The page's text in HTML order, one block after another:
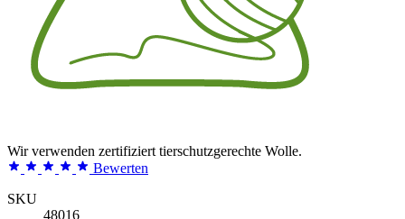
Wir verwenden zertifiziert tierschutzgerechte Wolle.
Bewerten
SKU
48016